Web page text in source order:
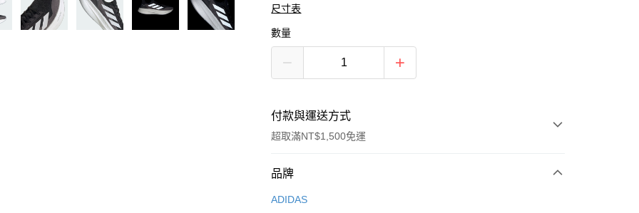
UK11（29.5cm）
UK12（30.5cm） UK12.5（31cm）
尺寸表
數量
付款與運送方式
超取滿NT$1,500免運
付款方式
信用卡一次付款
品牌
ADIDAS